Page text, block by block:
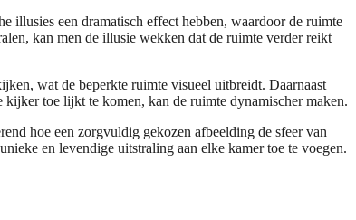
illusies een dramatisch effect hebben, waardoor de ruimte
kan men de illusie wekken dat de ruimte verder reikt
wat de beperkte ruimte visueel uitbreidt. Daarnaast
kijker toe lijkt te komen, kan de ruimte dynamischer maken.
hoe een zorgvuldig gekozen afbeelding de sfeer van
en levendige uitstraling aan elke kamer toe te voegen.